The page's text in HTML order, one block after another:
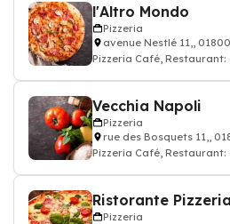
l'Altro Mondo
Pizzeria
avenue Nestlé 11,, 01800
Pizzeria Café,
Vecchia Napoli
Pizzeria
rue des Bosquets 11,,
Pizzeria Café,
Ristorante
Pizzeria